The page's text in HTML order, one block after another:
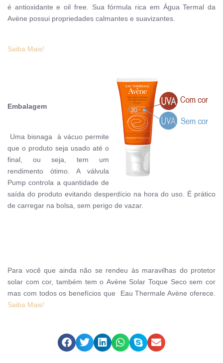
é antioxidante e oil free. Sua fórmula rica em Água Termal da
Avène possui propriedades calmantes e suavizantes.
Saiba Mais!
Embalagem
Uma bisnaga à vácuo permite
que o produto seja usado até o
final, ou seja, tem um
rendimento ótimo. A válvula
Pump controla a quantidade de
saída do produto evitando desperdício na hora do uso. É prático
de carregar na bolsa, sem perigo de vazar.
Para você que ainda não se rendeu às maravilhas do protetor
solar com cor, também tem o Avène Solar Toque Seco sem cor
mas com todos os benefícios que Eau Thermale Avène oferece.
Saiba Mais!